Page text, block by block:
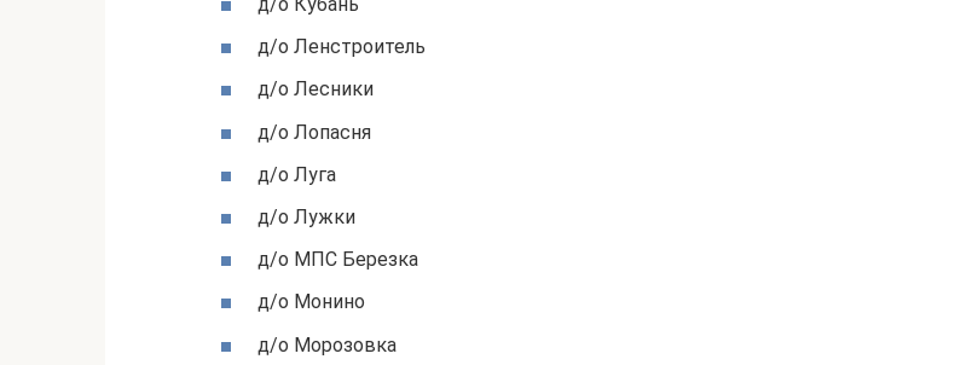
д/о Ленстроитель
д/о Лесники
д/о Лопасня
д/о Луга
д/о Лужки
д/о МПС Березка
д/о Монино
д/о Морозовка